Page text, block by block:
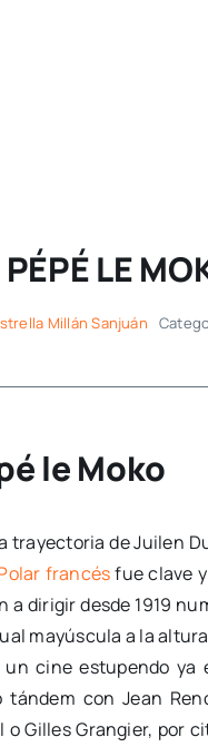
PÉPÉ LE
Millán Sanjuán
le Moko
trayectoria de Juilen
francésfue clave
a dirigir desde 1919
mayúscula a la
cine estupendo
con Jean
Gilles Grangier, por